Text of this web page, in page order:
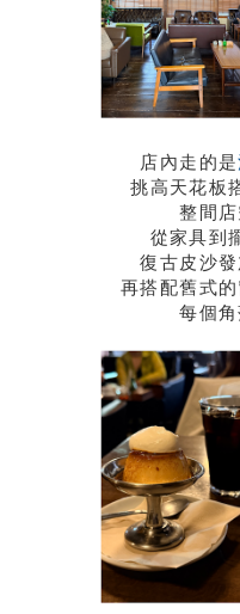
店內走的是
挑高天花板
整間
從家具到
復古皮沙
再搭配舊式
每個